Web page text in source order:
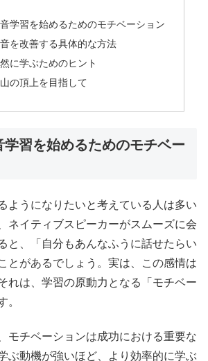
学習を始めるためのモチベーション
を改善する具体的な方法
に学ぶためのヒント
の頂上を目指して
学習を始めるためのモチベー
ようになりたいと考えている人は多い
ネイティブスピーカーがスムーズに会
と、「自分もあんなふうに話せたらい
とがあるでしょう。実は、この感情は
れは、学習の原動力となる「モチベー
。
モチベーションは成功における重要な
ぶ動機が強いほど、より効率的に学ぶ